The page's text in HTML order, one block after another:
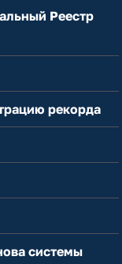
Реестр
рекорда
системы